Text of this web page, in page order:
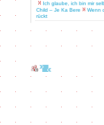
Ich glaube, ich bin mir
Child – Je Ka Bere
Wenn
rückt